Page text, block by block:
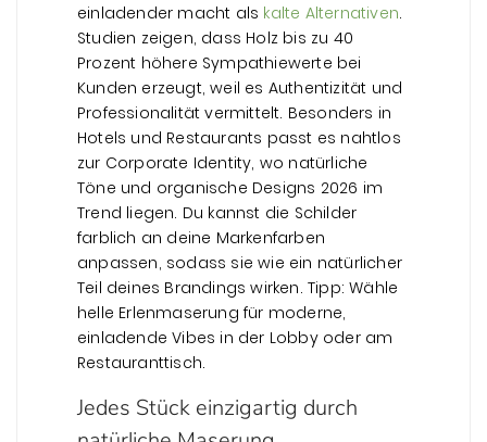
einladender macht als kalte Alternativen.
Studien zeigen, dass Holz bis zu 40
Prozent höhere Sympathiewerte bei
Kunden erzeugt, weil es Authentizität und
Professionalität vermittelt. Besonders in
Hotels und Restaurants passt es nahtlos
zur Corporate Identity, wo natürliche
Töne und organische Designs 2026 im
Trend liegen. Du kannst die Schilder
farblich an deine Markenfarben
anpassen, sodass sie wie ein natürlicher
Teil deines Brandings wirken. Tipp: Wähle
helle Erlenmaserung für moderne,
einladende Vibes in der Lobby oder am
Restauranttisch.
Jedes Stück einzigartig durch